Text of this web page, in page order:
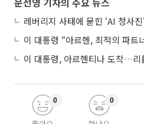
레버리지 사태에 묻힌 ‘AI 청사진
0 0